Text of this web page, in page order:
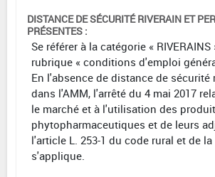
DISTANCE DE SÉCURITÉ RIVERAIN ET
PRÉSENTES :
Se référer à la catégorie « RIVERAINS
rubrique « conditions d'emploi
En l'absence de distance de sécurité
dans l'AMM, l'arrêté du 4 mai 2017
le marché et à l'utilisation des
phytopharmaceutiques et de leurs
l'article L. 253-1 du code rural et de
s'applique.